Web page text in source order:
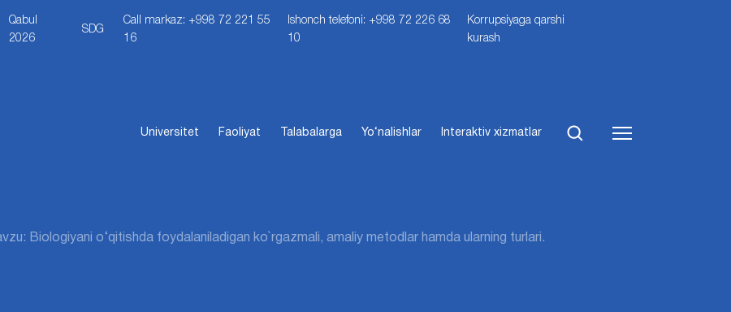
Qabul
2026
SDG
Call markaz: +998 72 221 55
16
Ishonch telefoni: +998 72 226 68
10
Korrupsiyaga qarshi
kurash
Universitet Faoliyat Talabalarga Yo‘nalishlar Interaktiv xizmatlar
Biologiyani о‘qitishda foydalaniladigan ko`rgazmali, amaliy metodlar hamda ularning turlari.